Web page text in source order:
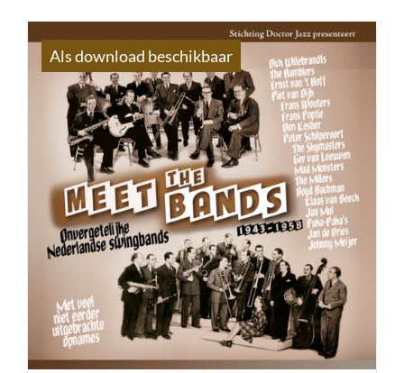
Als download beschikbaar